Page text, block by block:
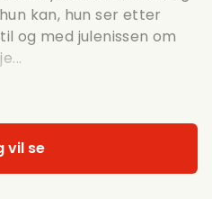
kan, hun ser etter
og med julenissen om
vil se